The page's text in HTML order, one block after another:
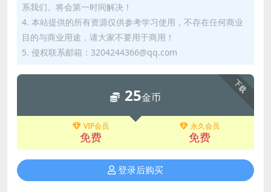
系我们。将会第一时间解决！
4. 本站提供的所有资源仅供参考学习使用，不存在任何商业
目的与商业用途，请大家不要用于商用！
5. 侵权联系邮箱：3204244366@qq.com
下载
25金币
VIP会员
免费
永久会员
免费
登录后购买